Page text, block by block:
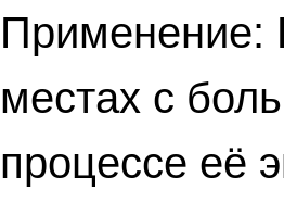
Применение:
местах с
процессе её